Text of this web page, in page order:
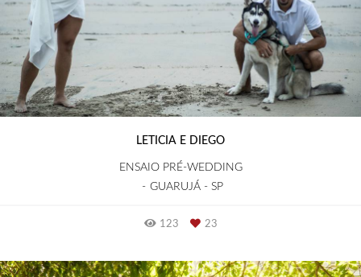
LETICIA E DIEGO
ENSAIO PRÉ-WEDDING
GUARUJÁ - SP
123 23